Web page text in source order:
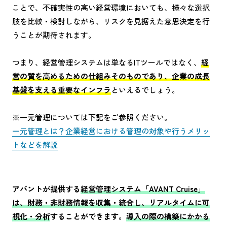
ことで、不確実性の高い経営環境においても、様々な選択
肢を比較・検討しながら、リスクを見据えた意思決定を行
うことが期待されます。
つまり、経営管理システムは単なるITツールではなく、 経
営の質を高めるための仕組みそのものであり、企業の成長
基盤を支える重要なインフラといえるでしょう。
※一元管理については下記をご参照ください。
一元管理とは？企業経営における管理の対象や行うメリッ
トなどを解説
アバントが提供する経営管理システム「AVANT Cruise」
は、財務・非財務情報を収集・統合し、リアルタイムに可
視化・分析することができます。 導入の際の構築にかかる